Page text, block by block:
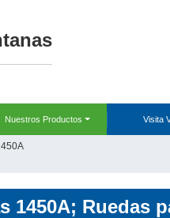
Nuestros Productos Visita
1450A; Ruedas